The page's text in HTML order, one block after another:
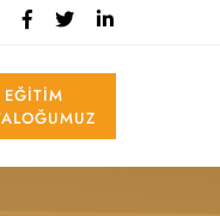
EĞITIM